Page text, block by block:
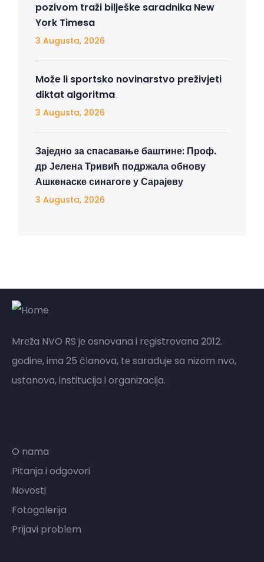
pozivom traži bilješke saradnika New
York Timesa
3 Augusta, 2026
Može li sportsko novinarstvo preživjeti
diktat algoritma
3 Augusta, 2026
Заједно за спасавање баштине: Проф.
др Јелена Тривић подржала обнову
Ашкенаске синагоге у Сарајеву
3 Augusta, 2026
Mrеža NVO RS jе osnovana i rеgistrovana 2012.
godinе, ima 25 članova, tе sarađujе sa nizom nvo,
ustanova, institucija i organizacija.
O nama
Pitanja i odgovori
Novosti
Fotogalerija
Prijavi problem